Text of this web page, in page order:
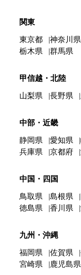
関東
東京都 神奈川県
栃木県
群馬県
甲信越・北陸
山梨県 長野県
中部・近畿
静岡県 愛知県
兵庫県
京都府
中国・四国
鳥取県 島根県
徳島県
香川県
九州・沖縄
福岡県 佐賀県
宮崎県
鹿児島県